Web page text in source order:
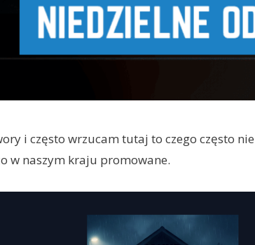
i często wrzucam tutaj to czego często nie
w naszym kraju promowane.